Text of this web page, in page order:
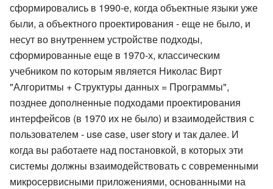
сформировались в 1990-е, когда объектные языки уже
были, а объектного проектирования - еще не было, и
несут во внутреннем устройстве подходы,
сформированные еще в 1970-х, классическим
учебником по которым является Николас Вирт
"Алгоритмы + Структуры данных = Программы",
позднее дополненные подходами проектирования
интерфейсов (в 1970 их не было) и взаимодействия с
пользователем - use case, user story и так далее. И
когда вы работаете над постановкой, в которых эти
системы должны взаимодействовать с современными
микросервисными приложениями, основанными на